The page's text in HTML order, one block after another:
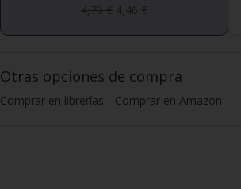
4,70€ 4,46 €
Otras opciones de compra
Comprar en librerías Comprar en Amazon